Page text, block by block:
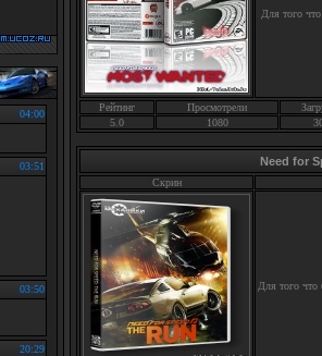
Для того
Рейтинг Просмотрели
5.0
1080
Need for
Скрин
Для того что